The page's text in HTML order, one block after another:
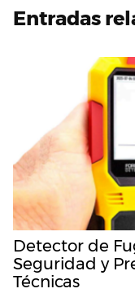
Entradas
Detector de
Seguridad y
Técnicas